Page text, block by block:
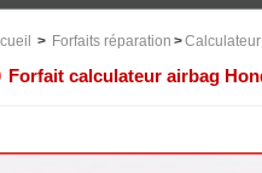
> Forfaits réparation >
Forfait calculateur airbag